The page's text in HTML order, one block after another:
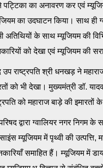
पट्टिका का अनावरण कर एवं
का उदघाटन किया। साथ ही
के साथ म्यूजियम की
को देखा एवं म्यूजियम की
राष्ट्रपति श्री धनखड़ ने
को भी देखा। मुख्यमंत्री डॉ.
को महाराज बाड़े की
परिषद द्वारा ग्वालियर नगर
म्यूजियम में पृथ्वी की
समाहित हैं। म्यूजियम में